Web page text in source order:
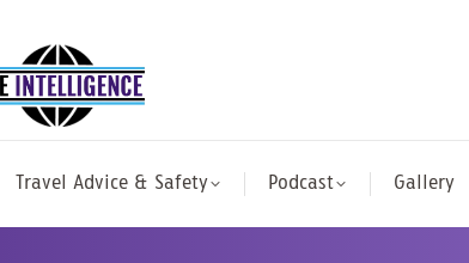
Travel Advice & Safety Podcast Gallery